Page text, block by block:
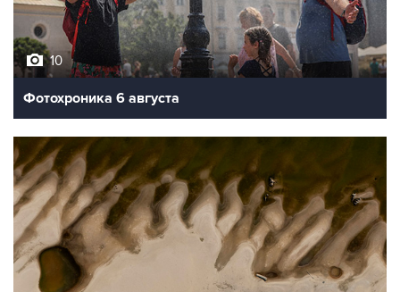
10
Фотохроника 6 августа